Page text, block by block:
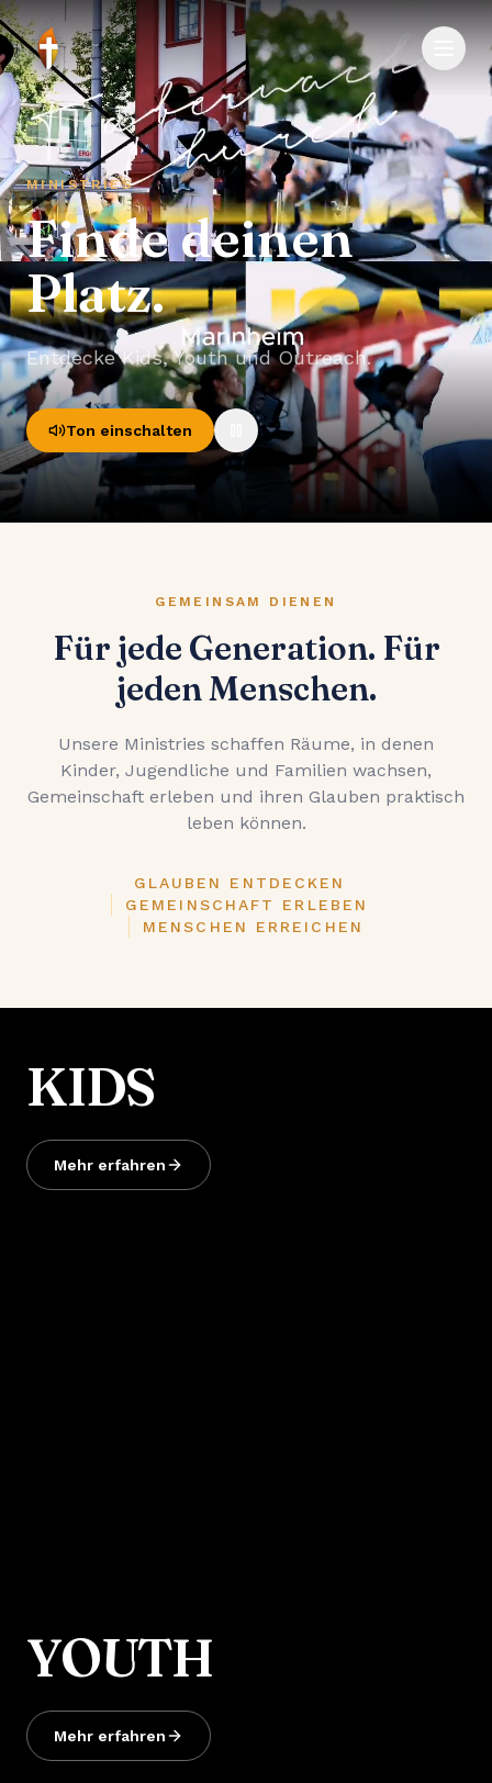
MINISTRIES
Finde deinen
Platz.
Entdecke Kids, Youth und Outreach.
Ton einschalten
GEMEINSAM DIENEN
Für jede Generation. Für
jeden Menschen.
Unsere Ministries schaffen Räume, in denen
Kinder, Jugendliche und Familien wachsen,
Gemeinschaft erleben und ihren Glauben praktisch
leben können.
GLAUBEN ENTDECKEN
GEMEINSCHAFT ERLEBEN
MENSCHEN ERREICHEN
KIDS
Mehr erfahren
YOUTH
Mehr erfahren